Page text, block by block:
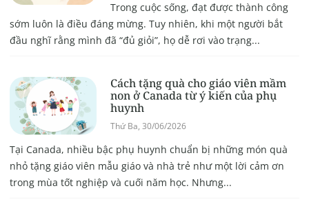
Trong cuộc sống, đạt được thành công
sớm luôn là điều đáng mừng. Tuy nhiên, khi một người bắt
đầu nghĩ rằng mình đã “đủ giỏi”, họ dễ rơi vào trạng...
Cách tặng quà cho giáo viên mầm
non ở Canada từ ý kiến của phụ
huynh
Thứ Ba, 30/06/2026
Tại Canada, nhiều bậc phụ huynh chuẩn bị những món quà
nhỏ tặng giáo viên mẫu giáo và nhà trẻ như một lời cảm ơn
trong mùa tốt nghiệp và cuối năm học. Nhưng...